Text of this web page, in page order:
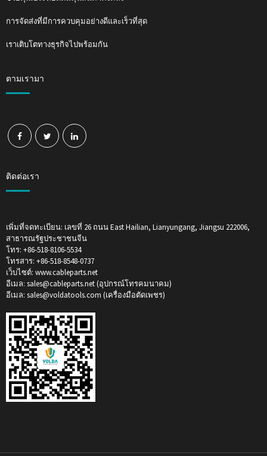
การจัดส่งที่มีการควบคุมอย่างดีและเร็วที่สุด
เราเติบโตทางธุรกิจไปพร้อมกัน
ตามเรามา
ติดต่อเรา
เพิ่มที่จดทะเบียน: เลขที่ 26 ถนน East Hailian, Lianyungang, Jiangsu 222006,
สาธารณรัฐประชาชนจีน
โทร: +86-518-8106-5534
โทรสาร: +86-518-8548-0737
เว็บไซต์: www.cableparts.net
อีเมล: sales@cableparts.net (อุปกรณ์โทรคมนาคม)
อีเมล: sales@voldatools.com (เครื่องมือตัดเพชร)